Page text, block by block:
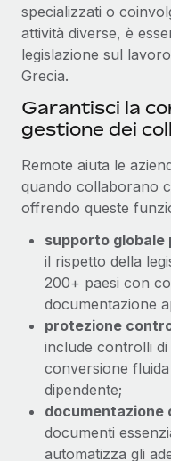
specializzati o
attività diverse, è
legislazione sul
Grecia.
Garantisci la
gestione dei
Remote aiuta le
quando collaborano
offrendo queste
supporto globale
il rispetto della
200+ paesi con
documentazione
protezione
include controlli
conversione
dipendente;
documentazione
documenti
automatizza gli